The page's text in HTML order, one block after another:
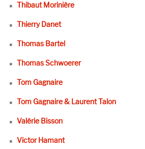
Thibaut Morinière
Thierry Danet
Thomas Bartel
Thomas Schwoerer
Tom Gagnaire
Tom Gagnaire & Laurent Talon
Valérie Bisson
Victor Hamant